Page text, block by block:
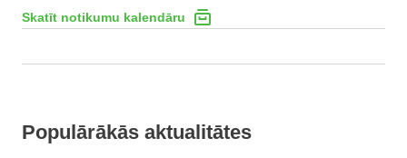
Skatīt notikumu kalendāru
Populārākās aktualitātes